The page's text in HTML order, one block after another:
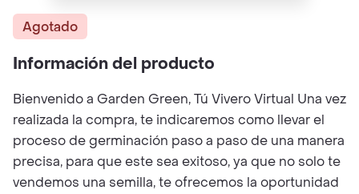
Agotado
Información del producto
Bienvenido a Garden Green, Tú Vivero Virtual Una vez
realizada la compra, te indicaremos como llevar el
proceso de germinación paso a paso de una manera
precisa, para que este sea exitoso, ya que no solo te
vendemos una semilla, te ofrecemos la oportunidad